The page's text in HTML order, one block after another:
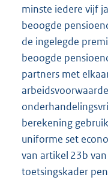
minste iedere vijf
beoogde
de ingelegde
beoogde
partners met
berekening
uniforme set
van artikel 23b
toetsingskader